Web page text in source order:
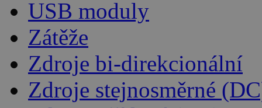
USB moduly
Zátěže
Zdroje bi-direkcionální
Zdroje stejnosměrné